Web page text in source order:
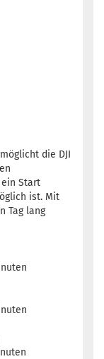
die DJI
ein Start
ist. Mit
Tag lang